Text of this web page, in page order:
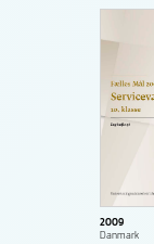
2009
Danmark